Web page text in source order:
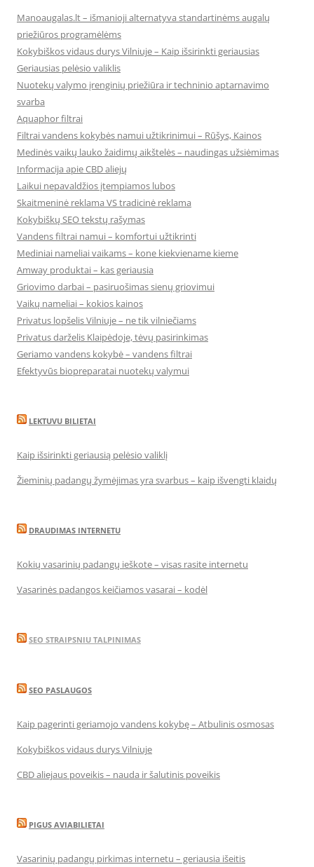
Manoaugalas.lt – išmanioji alternatyva standartinėms augalų
priežiūros programėlėms
Kokybiškos vidaus durys Vilniuje – Kaip išsirinkti geriausias
Geriausias pelėsio valiklis
Nuotekų valymo įrenginių priežiūra ir techninio aptarnavimo
svarba
Aquaphor filtrai
Filtrai vandens kokybės namui užtikrinimui – Rūšys, Kainos
Medinės vaikų lauko žaidimų aikštelės – naudingas užsiėmimas
Informacija apie CBD aliejų
Laikui nepavaldžios įtempiamos lubos
Skaitmeninė reklama VS tradicinė reklama
Kokybiškų SEO tekstų rašymas
Vandens filtrai namui – komfortui užtikrinti
Mediniai nameliai vaikams – kone kiekviename kieme
Amway produktai – kas geriausia
Griovimo darbai – pasiruošimas sienų griovimui
Vaikų nameliai – kokios kainos
Privatus lopšelis Vilniuje – ne tik vilniečiams
Privatus darželis Klaipėdoje, tėvų pasirinkimas
Geriamo vandens kokybė – vandens filtrai
Efektyvūs biopreparatai nuotekų valymui
LEKTUVU BILIETAI
Kaip išsirinkti geriausią pelėsio valiklį
Žieminių padangų žymėjimas yra svarbus – kaip išvengti klaidų
DRAUDIMAS INTERNETU
Kokių vasarinių padangų ieškote – visas rasite internetu
Vasarinės padangos keičiamos vasarai – kodėl
SEO STRAIPSNIU TALPINIMAS
SEO PASLAUGOS
Kaip pagerinti geriamojo vandens kokybę – Atbulinis osmosas
Kokybiškos vidaus durys Vilniuje
CBD aliejaus poveikis – nauda ir šalutinis poveikis
PIGUS AVIABILIETAI
Vasarinių padangų pirkimas internetu – geriausia išeitis